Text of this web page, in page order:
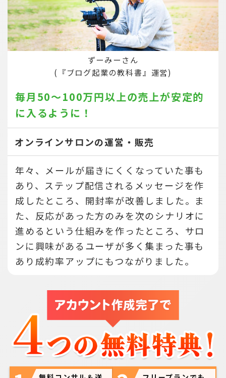
ずーみーさん
(『ブログ起業の教科書』運営)
毎月50～100万円以上の売上が安定的
に入るように！
オンラインサロンの運営・販売
年々、メールが届きにくくなっていた事も
あり、ステップ配信されるメッセージを作
成したところ、開封率が改善しました。ま
た、反応があった方のみを次のシナリオに
進めるという仕組みを作ったところ、サロ
ンに興味があるユーザが多く集まった事も
あり成約率アップにもつながりました。